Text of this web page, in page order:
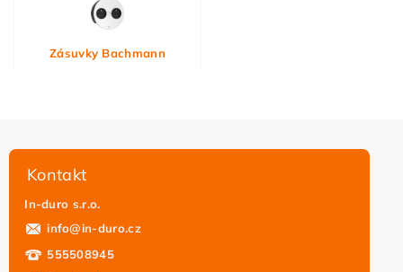
Zásuvky Bachmann
Kontakt
In-duro s.r.o.
info@in-duro.cz
555508945